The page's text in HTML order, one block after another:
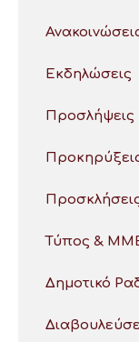
Εκδηλώσεις
Τύπος &
Δημοτικό